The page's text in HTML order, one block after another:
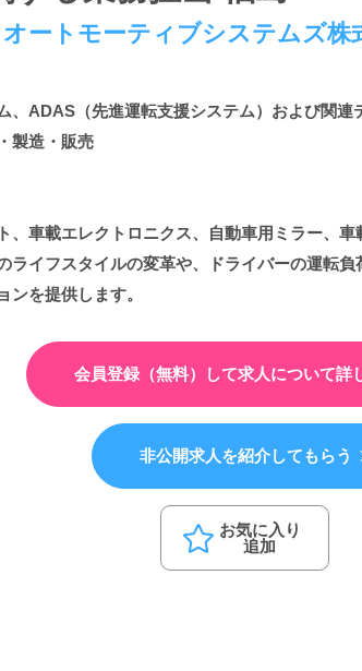
ートモーティブシステムズ株
、ADAS（先進運転支援システム）および関
製造・販売
、車載エレクトロニクス、自動車用ミラー、
ライフスタイルの変革や、ドライバーの運転
ンを提供します。
会員登録（無料）して求人について詳
非公開求人を紹介してもらう
お気に入り
追加